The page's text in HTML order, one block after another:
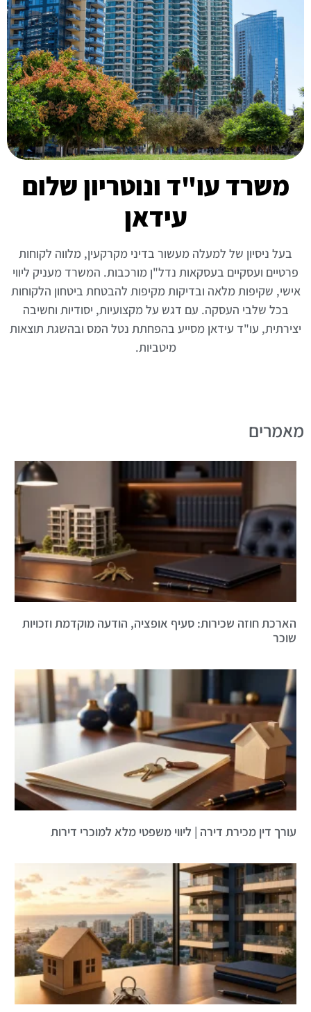
משרד עו"ד ונוטריון שלום
עידאן
בעל ניסיון של למעלה מעשור בדיני מקרקעין, מלווה לקוחות
פרטיים ועסקיים בעסקאות נדל"ן מורכבות. המשרד מעניק ליווי
אישי, שקיפות מלאה ובדיקות מקיפות להבטחת ביטחון הלקוחות
בכל שלבי העסקה. עם דגש על מקצועיות, יסודיות וחשיבה
יצירתית, עו"ד עידאן מסייע בהפחתת נטל המס ובהשגת תוצאות
מיטביות.
מאמרים
הארכת חוזה שכירות: סעיף אופציה, הודעה מוקדמת וזכויות
שוכר
עורך דין מכירת דירה | ליווי משפטי מלא למוכרי דירות